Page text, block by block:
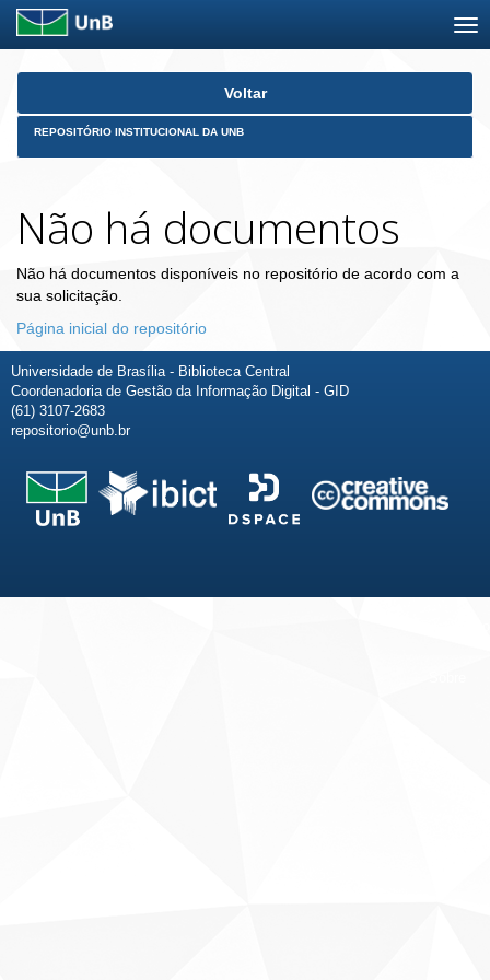
Skip
Voltar
REPOSITÓRIO INSTITUCIONAL DA UNB
Não há documentos
Não há documentos disponíveis no repositório de acordo com a
sua solicitação.
Página inicial do repositório
Universidade de Brasília - Biblioteca Central
Coordenadoria de Gestão da Informação Digital - GID
(61) 3107-2683
repositorio@unb.br